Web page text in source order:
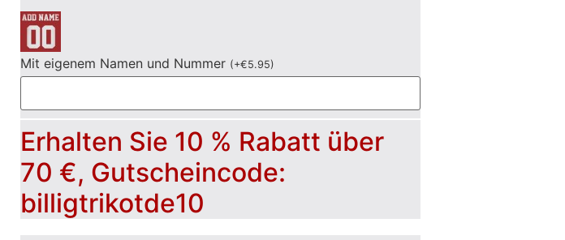
Mit eigenem Namen und Nummer (+€5.95)
Erhalten Sie 10 % Rabatt über
70 €, Gutscheincode:
billigtrikotde10